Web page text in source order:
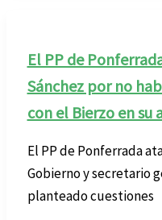
El PP de
Sánchez por no
con el Bierzo en
El PP de Ponferrada
Gobierno y secretario
planteado cuestiones